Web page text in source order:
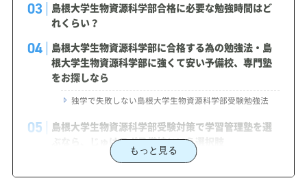
島根大学生物資源科学部合格に必要な勉強時間はど
れくらい？
島根大学生物資源科学部に合格する為の勉強法・島
根大学生物資源科学部に強くて安い予備校、専門塾
をお探しなら
独学で失敗しない島根大学生物資源科学部受験勉強法
島根大学生物資源科学部受験対策で学習管理塾を選
ぶなら、じゅけラボ予備校という選択肢
2027年度（令和9年度）島根大学生物資源科学部入
試に対応した受験対策カリキュラム・学習計画を提
もっと見る